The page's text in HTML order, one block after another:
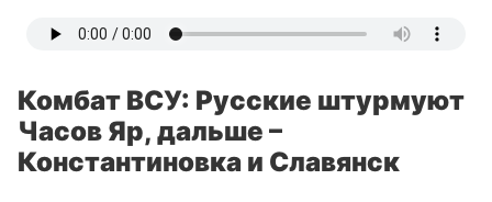
Комбат ВСУ: Русские штурмуют
Часов Яр, дальше –
Константиновка и Славянск